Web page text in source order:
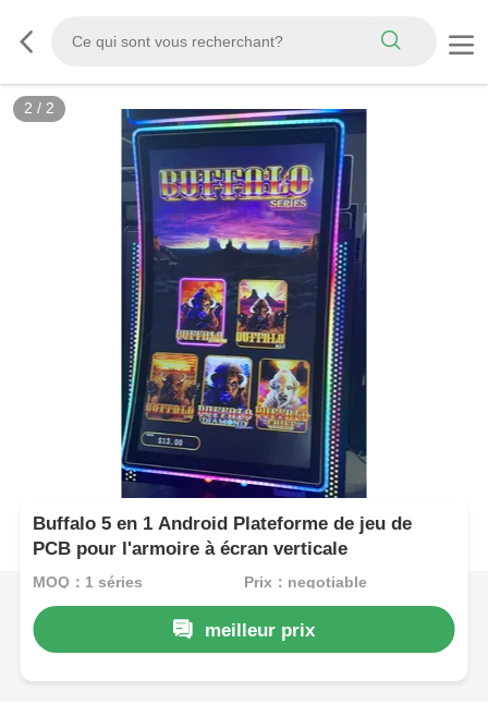
2 / 2
Buffalo 5 en 1 Android Plateforme de jeu de
PCB pour l'armoire à écran verticale
MOQ：1 séries Prix：negotiable
meilleur prix